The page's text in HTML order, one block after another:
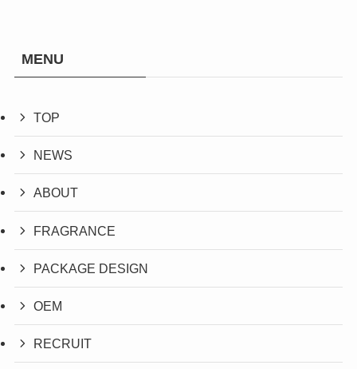
MENU
TOP
NEWS
ABOUT
FRAGRANCE
PACKAGE DESIGN
OEM
RECRUIT